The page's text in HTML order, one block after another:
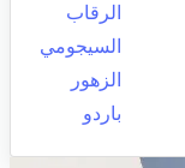
الرقاب
السيجومي
الزهور
باردو